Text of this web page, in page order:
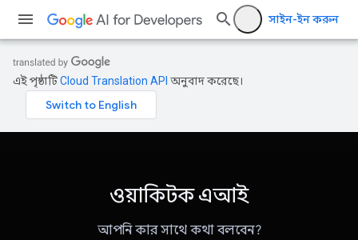
সাইন-ইন করুন
এই পৃষ্ঠাটিCloud Translation API অনুবাদ করেছে।
ওয়াকিটক এআই
আপনি কার সাথে কথা বলবেন?